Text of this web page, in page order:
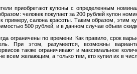
приобретают купоны с определенным
человек покупает за 200 рублей купон
примеру, салона красоты. Таким образом, этим
500 рублей, и в данном случае объем
ограничены по времени. Как правило, срок
При этом, разумеется, возможны
также ограничивают и максимальное
всем желающим, а только тем, кто купил их в